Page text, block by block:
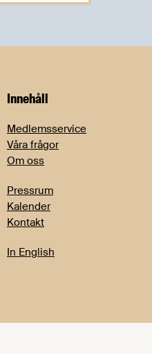
Innehåll
Medlemsservice
Våra frågor
Om oss
Pressrum
Kalender
Kontakt
In English